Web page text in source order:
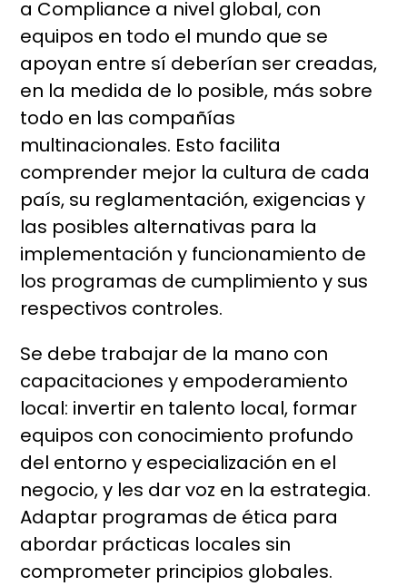
a Compliance a nivel global, con
equipos en todo el mundo que se
apoyan entre sí deberían ser creadas,
en la medida de lo posible, más sobre
todo en las compañías
multinacionales. Esto facilita
comprender mejor la cultura de cada
país, su reglamentación, exigencias y
las posibles alternativas para la
implementación y funcionamiento de
los programas de cumplimiento y sus
respectivos controles.
Se debe trabajar de la mano con
capacitaciones y empoderamiento
local: invertir en talento local, formar
equipos con conocimiento profundo
del entorno y especialización en el
negocio, y les dar voz en la estrategia.
Adaptar programas de ética para
abordar prácticas locales sin
comprometer principios globales.